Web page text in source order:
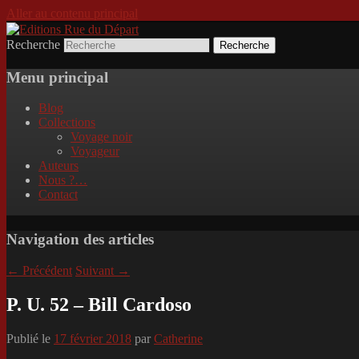
Aller au contenu principal
Editions Rue du Départ
Incitation au voyage, du roman noir au
Recherche
Menu principal
Blog
Collections
Voyage noir
Voyageur
Auteurs
Nous ?…
Contact
Navigation des articles
← Précédent Suivant →
P. U. 52 – Bill Cardoso
Publié le 17 février 2018 par Catherine